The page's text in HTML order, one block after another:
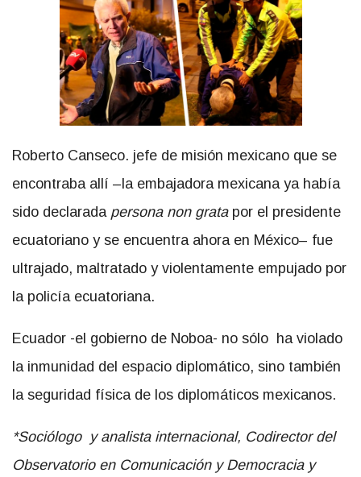
Roberto Canseco. jefe de misión mexicano que se
encontraba allí –la embajadora mexicana ya había
sido declarada persona non gratapor el presidente
ecuatoriano y se encuentra ahora en México– fue
ultrajado, maltratado y violentamente empujado por
la policía ecuatoriana.
Ecuador -el gobierno de Noboa- no sólo ha violado
la inmunidad del espacio diplomático, sino también
la seguridad física de los diplomáticos mexicanos.
*Sociólogo y analista internacional, Codirector del
Observatorio en Comunicación y Democracia y